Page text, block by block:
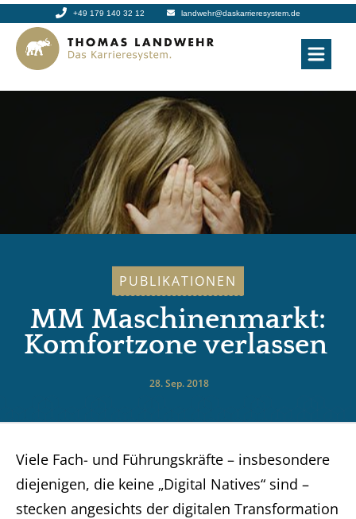
+49 179 140 32 12 landwehr@daskarrieresystem.de
PUBLIKATIONEN
MM Maschinenmarkt:
Komfortzone verlassen
28. Sep. 2018
Viele Fach- und Führungskräfte – insbesondere
diejenigen, die keine „Digital Natives“ sind –
stecken angesichts der digitalen Transformation